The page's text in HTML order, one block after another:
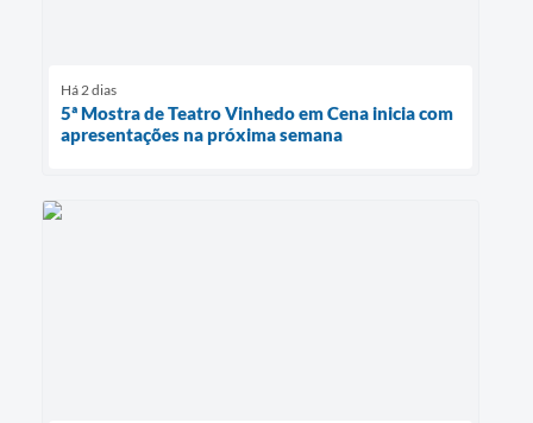
Há 2 dias
5ª Mostra de Teatro Vinhedo em Cena inicia com
apresentações na próxima semana